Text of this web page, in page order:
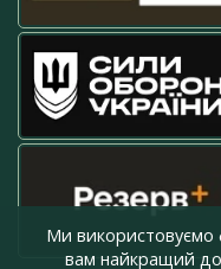
Ми використовуємо
вам найкращий